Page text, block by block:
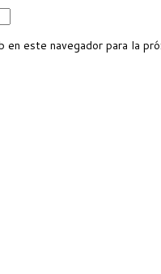
este navegador para la